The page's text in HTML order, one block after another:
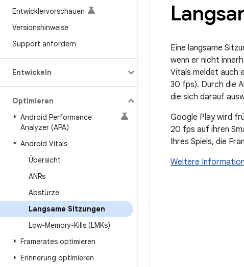
Entwicklervorschauen
Versionshinweise
Support anfordern
Entwickeln
Optimieren
Android Performance
Analyzer (APA)
Android Vitals
Übersicht
ANRs
Abstürze
Langsame Sitzungen
Low-Memory-Kills (LMKs)
Framerates optimieren
Erinnerung optimieren
Eine langsame
wenn er nicht
Vitals meldet auch
30 fps). Durch die
die sich darauf
Google Play wird
20 fps auf ihren
Ihres Spiels, die
Weitere